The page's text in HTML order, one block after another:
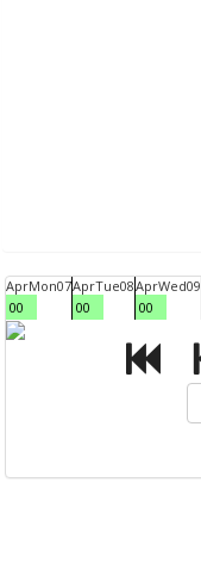
AprMon07
00
AprTue08
00
AprWed09
00